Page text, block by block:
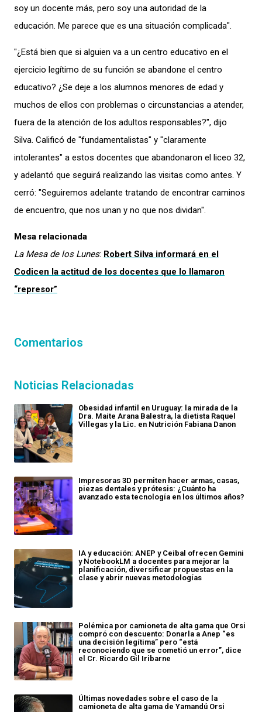
soy un docente más, pero soy una autoridad de la
educación. Me parece que es una situación complicada".
"¿Está bien que si alguien va a un centro educativo en el
ejercicio legítimo de su función se abandone el centro
educativo? ¿Se deje a los alumnos menores de edad y
muchos de ellos con problemas o circunstancias a atender,
fuera de la atención de los adultos responsables?", dijo
Silva. Calificó de "fundamentalistas" y "claramente
intolerantes" a estos docentes que abandonaron el liceo 32,
y adelantó que seguirá realizando las visitas como antes. Y
cerró: "Seguiremos adelante tratando de encontrar caminos
de encuentro, que nos unan y no que nos dividan".
Mesa relacionada
La Mesa de los Lunes: Robert Silva informará en el
Codicen la actitud de los docentes que lo llamaron
“represor”
Comentarios
Noticias Relacionadas
Obesidad infantil en Uruguay: la mirada de la
Dra. Maite Arana Balestra, la dietista Raquel
Villegas y la Lic. en Nutrición Fabiana Danon
Impresoras 3D permiten hacer armas, casas,
piezas dentales y prótesis: ¿Cuánto ha
avanzado esta tecnología en los últimos años?
IA y educación: ANEP y Ceibal ofrecen Gemini
y NotebookLM a docentes para mejorar la
planificación, diversificar propuestas en la
clase y abrir nuevas metodologías
Polémica por camioneta de alta gama que Orsi
compró con descuento: Donarla a Anep “es
una decisión legítima” pero “está
reconociendo que se cometió un error”, dice
el Cr. Ricardo Gil Iribarne
Últimas novedades sobre el caso de la
camioneta de alta gama de Yamandú Orsi